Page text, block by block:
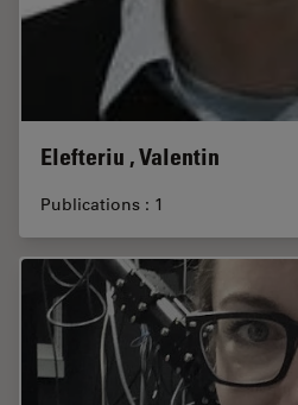
Elefteriu , Valentin
Publications : 1